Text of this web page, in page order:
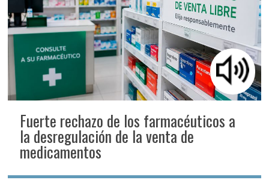
Fuerte rechazo de los farmacéuticos a
la desregulación de la venta de
medicamentos